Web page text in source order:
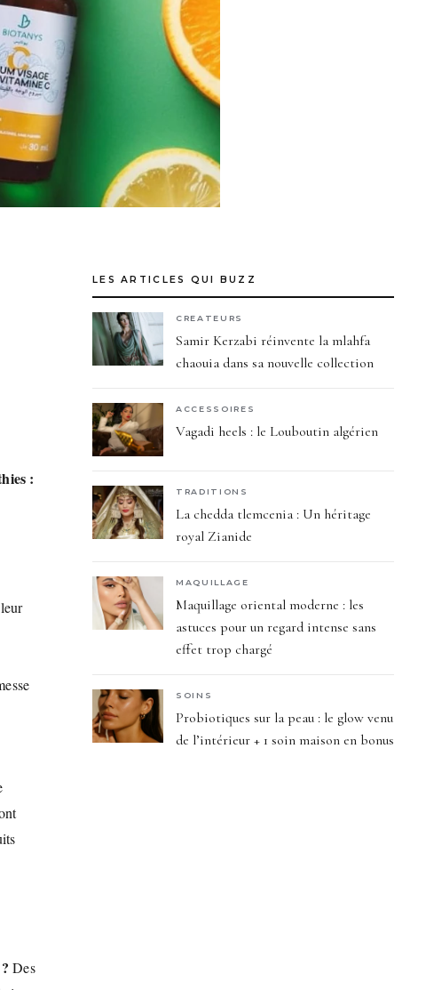
:
Des
LES ARTICLES QUI BUZZ
CREATEURS
Samir Kerzabi réinvente la mlahfa
chaouia dans sa nouvelle collection
ACCESSOIRES
Vagadi heels : le Louboutin algérien
TRADITIONS
La chedda tlemcenia : Un héritage
royal Zianide
MAQUILLAGE
Maquillage oriental moderne : les
astuces pour un regard intense sans
effet trop chargé
SOINS
Probiotiques sur la peau : le glow venu
de l’intérieur + 1 soin maison en bonus